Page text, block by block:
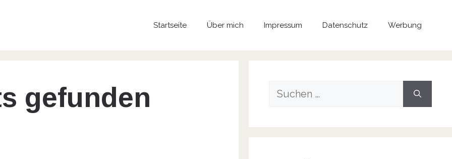
Startseite Über mich Impressum Datenschutz Werbung
gefunden
Suche